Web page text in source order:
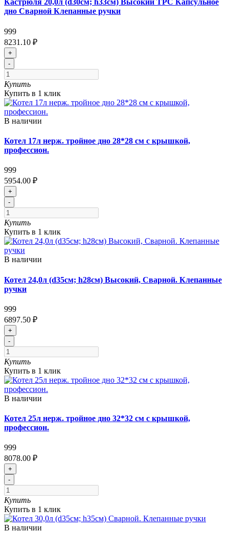
Кастрюля 20,0л (d30см; h33см) Высокий ТРС Капсульное
дно Сварной Клепанные ручки
999
8231.10 ₽
+
-
Купить
Купить в 1 клик
В наличии
Котел 17л нерж. тройное дно 28*28 см с крышкой,
профессион.
999
5954.00 ₽
+
-
Купить
Купить в 1 клик
В наличии
Котел 24,0л (d35см; h28см) Высокий, Сварной. Клепанные
ручки
999
6897.50 ₽
+
-
Купить
Купить в 1 клик
В наличии
Котел 25л нерж. тройное дно 32*32 см с крышкой,
профессион.
999
8078.00 ₽
+
-
Купить
Купить в 1 клик
В наличии